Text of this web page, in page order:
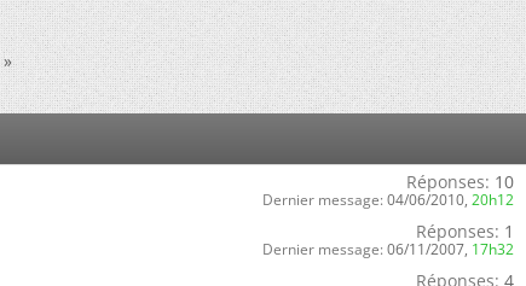
»
Réponses: 10
Dernier message: 04/06/2010, 20h12
Réponses: 1
Dernier message: 06/11/2007, 17h32
Réponses: 4